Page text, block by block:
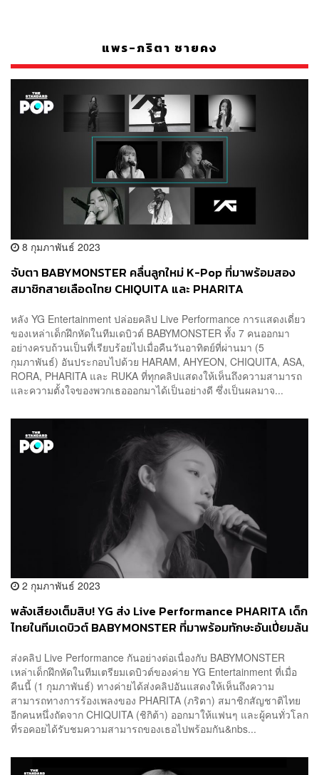
แพร-ภริตา ชายคง
8 กุมภาพันธ์ 2023
จับตา BABYMONSTER คลื่นลูกใหม่ K-Pop ที่มาพร้อมสอง
สมาชิกสายเลือดไทย CHIQUITA และ PHARITA
หลัง YG Entertainment ปล่อยคลิป Live Performance การแสดงเดี่ยว
ของเหล่าเด็กฝึกหัดในทีมเดบิวต์ BABYMONSTER ทั้ง 7 คนออกมา
อย่างครบถ้วนเป็นที่เรียบร้อยไปเมื่อคืนวันอาทิตย์ที่ผ่านมา (5
กุมภาพันธ์) อันประกอบไปด้วย HARAM, AHYEON, CHIQUITA, ASA,
RORA, PHARITA และ RUKA ที่ทุกคลิปแสดงให้เห็นถึงความสามารถ
และความตั้งใจของพวกเธอออกมาได้เป็นอย่างดี ซึ่งเป็นผลมาจ...
2 กุมภาพันธ์ 2023
พลังเสียงเต็มสิบ! YG ส่ง Live Performance PHARITA เด็ก
ไทยในทีมเดบิวต์ BABYMONSTER ที่มาพร้อมทักษะอันเปี่ยมล้น
ส่งคลิป Live Performance กันอย่างต่อเนื่องกับ BABYMONSTER
เหล่าเด็กฝึกหัดในทีมเตรียมเดบิวต์ของค่าย YG Entertainment ที่เมื่อ
คืนนี้ (1 กุมภาพันธ์) ทางค่ายได้ส่งคลิปอันแสดงให้เห็นถึงความ
สามารถทางการร้องเพลงของ PHARITA (ภริตา) สมาชิกสัญชาติไทย
อีกคนหนึ่งถัดจาก CHIQUITA (ชิกิต้า) ออกมาให้แฟนๆ และผู้คนทั่วโลก
ที่รอคอยได้รับชมความสามารถของเธอไปพร้อมกัน&nbs...